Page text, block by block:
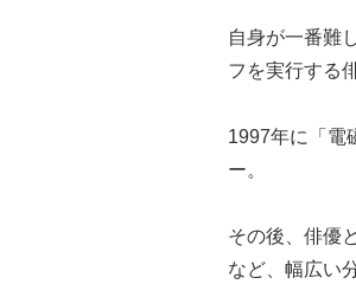
自身が一番難
フを実行する
1997年に「電
ー。
その後、俳優
など、幅広い